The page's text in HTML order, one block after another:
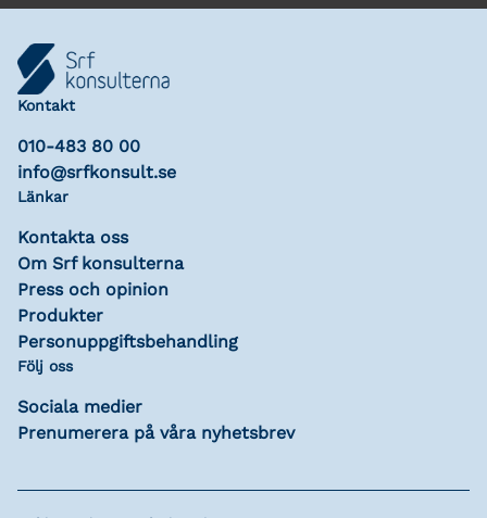
Kontakt
010-483 80 00
info@srfkonsult.se
Länkar
Kontakta oss
Om Srf konsulterna
Press och opinion
Produkter
Personuppgiftsbehandling
Följ oss
Sociala medier
Prenumerera på våra nyhetsbrev